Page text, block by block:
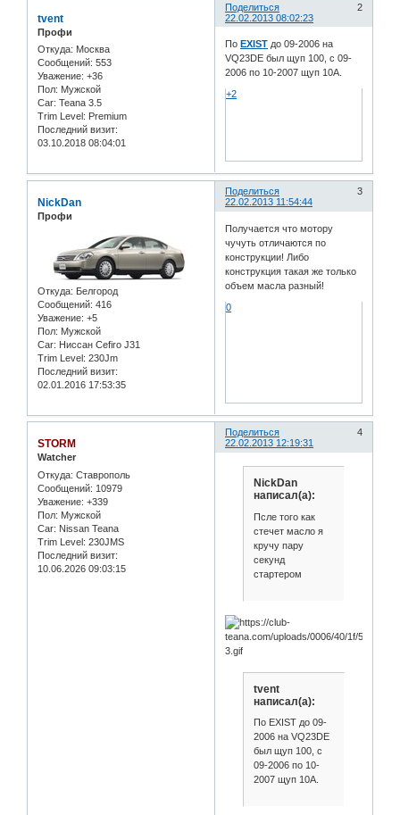
Поделиться
2
22.02.2013 08:02:23
tvent
Профи
Откуда: Москва
Сообщений: 553
Уважение: +36
Пол: Мужской
Car: Teana 3.5
Trim Level: Premium
Последний визит:
03.10.2018 08:04:01
По EXIST до 09-2006 на
VQ23DE был щуп 100, с 09-
2006 по 10-2007 щуп 10А.
+2
Поделиться
3
22.02.2013 11:54:44
NickDan
Профи
Откуда: Белгород
Сообщений: 416
Уважение: +5
Пол: Мужской
Car: Ниссан Cefiro J31
Trim Level: 230Jm
Последний визит:
02.01.2016 17:53:35
Получается что мотору
чучуть отличаются по
конструкции! Либо
конструкция такая же только
объем масла разный!
0
Поделиться
4
22.02.2013 12:19:31
STORM
Watcher
Откуда: Ставрополь
Сообщений: 10979
Уважение: +339
Пол: Мужской
Car: Nissan Teana
Trim Level: 230JMS
Последний визит:
10.06.2026 09:03:15
NickDan
написал(а):
Псле того как
стечет масло я
кручу пару
секунд
стартером
tvent
написал(а):
По EXIST до 09-
2006 на VQ23DE
был щуп 100, с
09-2006 по 10-
2007 щуп 10А.